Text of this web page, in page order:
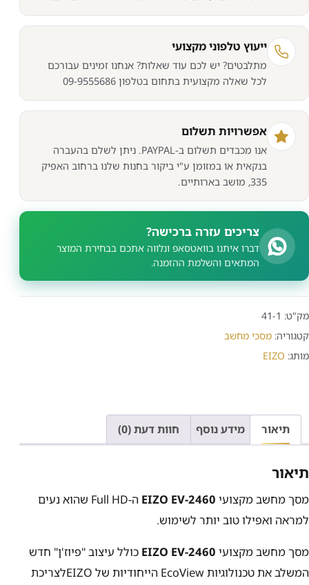
EV-
2460
ייעוץ טלפוני מקצועי
מתלבטים? יש לכם עוד שאלות? אנחנו זמינים עבורכם
לכל שאלה מקצועית בתחום בטלפון 09-9555686
אפשרויות תשלום
אנו מכבדים תשלום ב-PAYPAL. ניתן לשלם בהעברה
בנקאית או במזומן ע"י ביקור בחנות שלנו ברחוב האפיק
335, מושב בארותיים.
צריכים עזרה ברכישה?
דברו איתנו בוואטסאפ ונלווה אתכם בבחירת המוצר
המתאים והשלמת ההזמנה.
מק"ט: 41-1
קטגוריה: מסכי מחשב
מותג: EIZO
תיאור מידע נוסף חוות דעת (0)
תיאור
מסך מחשב מקצועי EIZO EV-2460 ה-Full HD שהוא נעים
למראה ואפילו טוב יותר לשימוש.
מסך מחשב מקצועי EIZO EV-2460 כולל עיצוב "פיוז'ן" חדש
המשלב את טכנולוגיותEcoView הייחודיות של EIZOלצריכת